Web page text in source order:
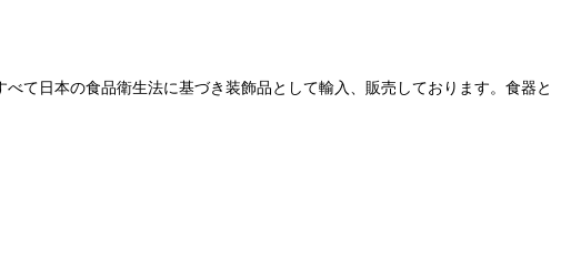
て日本の食品衛生法に基づき装飾品として輸入、販売しております。食器と